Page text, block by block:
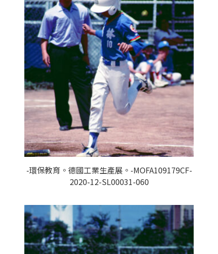
-環保教育。德國工業生產展。-MOFA109179CF-
2020-12-SL00031-060